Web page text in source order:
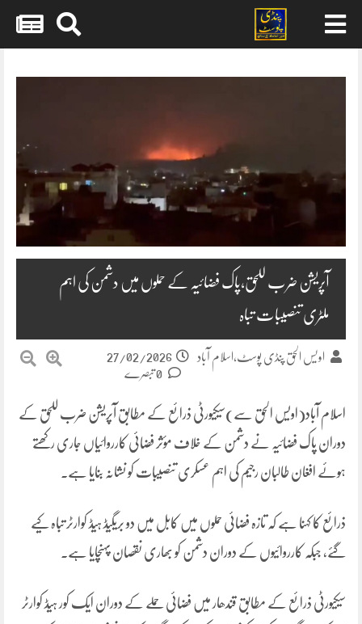
content
آپریشن ضرب للحق،پاک فضائیہ کے حملوں میں دشمن کی اہم
ملٹری تنصیبات تباہ
اویس الحق پنڈی پوسٹ،اسلام آباد
27/02/2026
اسلام آباد(اویس الحق سے)سیکیورٹی ذرائع کے مطابق آپریشن ضرب للحق کے
دوران پاک فضائیہ نے دشمن کے خلاف مؤثر فضائی کارروائیاں جاری رکھتے
ہوئے افغان طالبان رجیم کی اہم عسکری تنصیبات کو نشانہ بنایا ہے۔
ذرائع کا کہنا ہے کہ تازہ فضائی حملوں میں کابل میں دو بریگیڈ ہیڈ کوارٹر تباہ کیے
گئے، جبکہ کارروائیوں کے دوران دشمن کو بھاری نقصان پہنچایا ہے۔
سیکیورٹی ذرائع کے مطابق قندھار میں فضائی حملے کے دوران ایک کور ہیڈ کوارٹر